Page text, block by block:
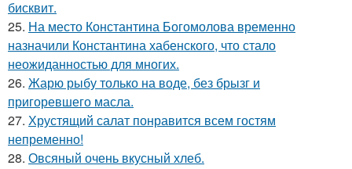
бисквит.
25. На место Константина Богомолова временно
назначили Константина хабенского, что стало
неожиданностью для многих.
26. Жарю рыбу только на воде, без брызг и
пригоревшего масла.
27. Хрустящий салат понравится всем гостям
непременно!
28. Овсяный очень вкусный хлеб.